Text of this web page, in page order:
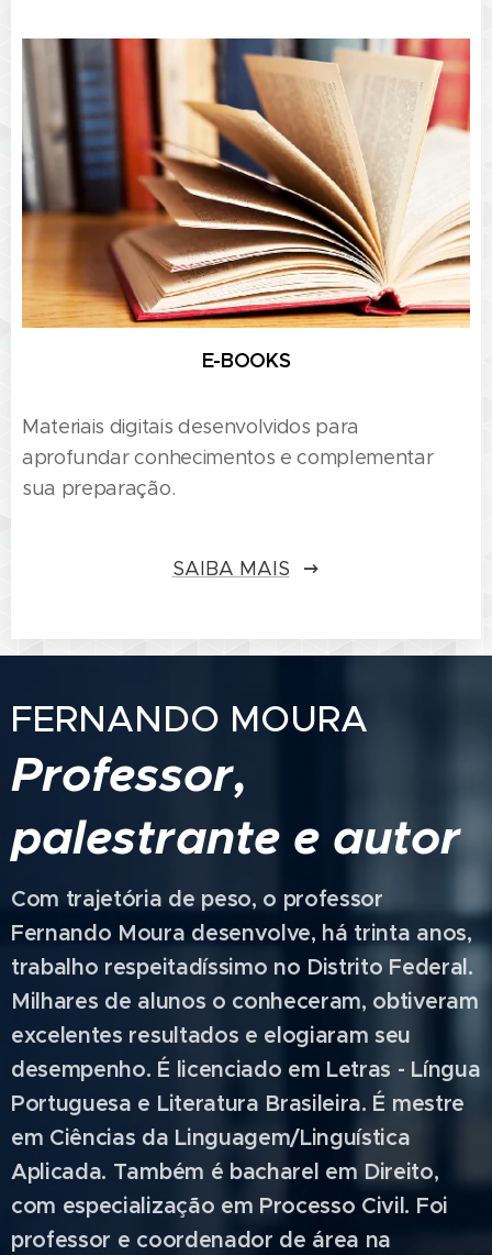
E-BOOKS
Materiais digitais desenvolvidos para
aprofundar conhecimentos e complementar
sua preparação.
SAIBA MAIS
FERNANDO MOURA
Professor,
palestrante e autor
Com trajetória de peso, o professor
Fernando Moura desenvolve, há trinta anos,
trabalho respeitadíssimo no Distrito Federal.
Milhares de alunos o conheceram, obtiveram
excelentes resultados e elogiaram seu
desempenho. É licenciado em Letras - Língua
Portuguesa e Literatura Brasileira. É mestre
em Ciências da Linguagem/Linguística
Aplicada. Também é bacharel em Direito,
com especialização em Processo Civil. Foi
professor e coordenador de área na